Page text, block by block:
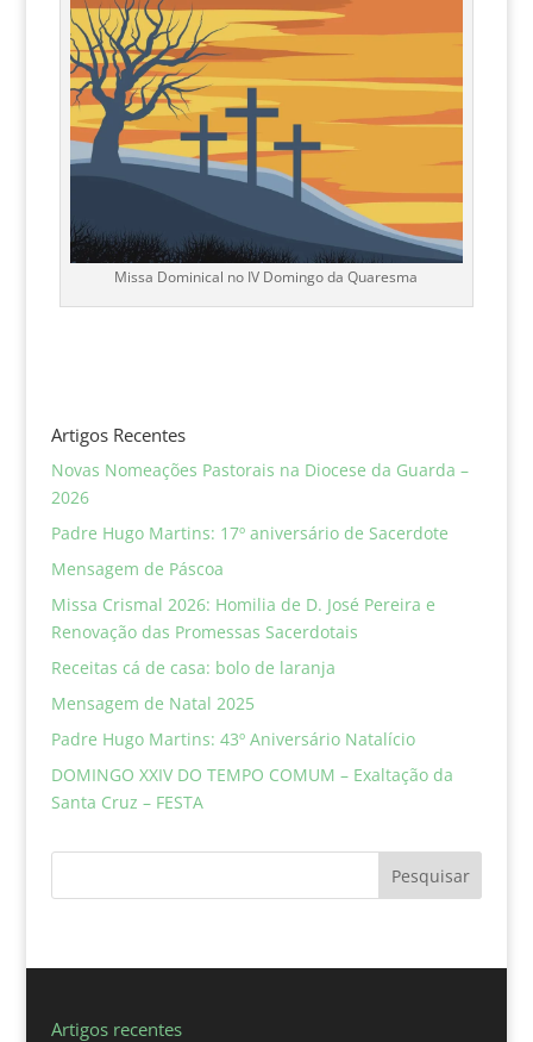
Missa Dominical no IV Domingo da Quaresma
Artigos Recentes
Novas Nomeações Pastorais na Diocese da Guarda –
2026
Padre Hugo Martins: 17º aniversário de Sacerdote
Mensagem de Páscoa
Missa Crismal 2026: Homilia de D. José Pereira e
Renovação das Promessas Sacerdotais
Receitas cá de casa: bolo de laranja
Mensagem de Natal 2025
Padre Hugo Martins: 43º Aniversário Natalício
DOMINGO XXIV DO TEMPO COMUM – Exaltação da
Santa Cruz – FESTA
Pesquisar
Artigos recentes